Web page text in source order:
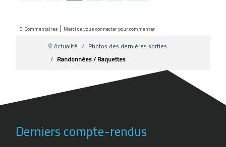
0 Commentaires | Merci de vous connecter pour commenter
Actualité
Photos des dernières sorties
Randonnées / Raquettes
Derniers compte-rendus